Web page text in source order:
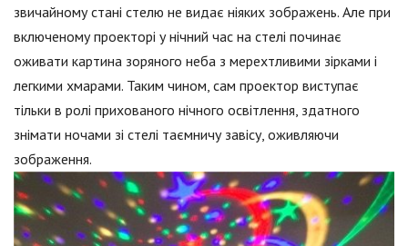
звичайному стані стелю не видає ніяких зображень. Але при
включеному проекторі у нічний час на стелі починає
оживати картина зоряного неба з мерехтливими зірками і
легкими хмарами. Таким чином, сам проектор виступає
тільки в ролі прихованого нічного освітлення, здатного
знімати ночами зі стелі таємничу завісу, оживляючи
зображення.